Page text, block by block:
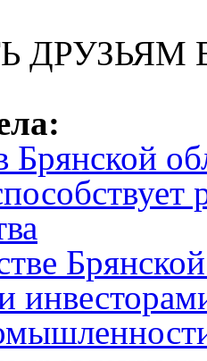
ДРУЗЬЯМ
Брянской